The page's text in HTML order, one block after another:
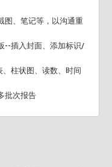
图、笔记等，以沟通重
--插入封面、添加标识/
柱状图、读数、时间
批次报告